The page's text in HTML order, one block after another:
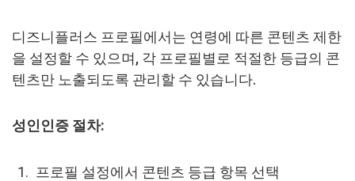
디즈니플러스 프로필에서는 연령에 따른 콘텐츠 제한
을 설정할 수 있으며, 각 프로필별로 적절한 등급의 콘
텐츠만 노출되도록 관리할 수 있습니다.
성인인증 절차:
프로필 설정에서 콘텐츠 등급 항목 선택